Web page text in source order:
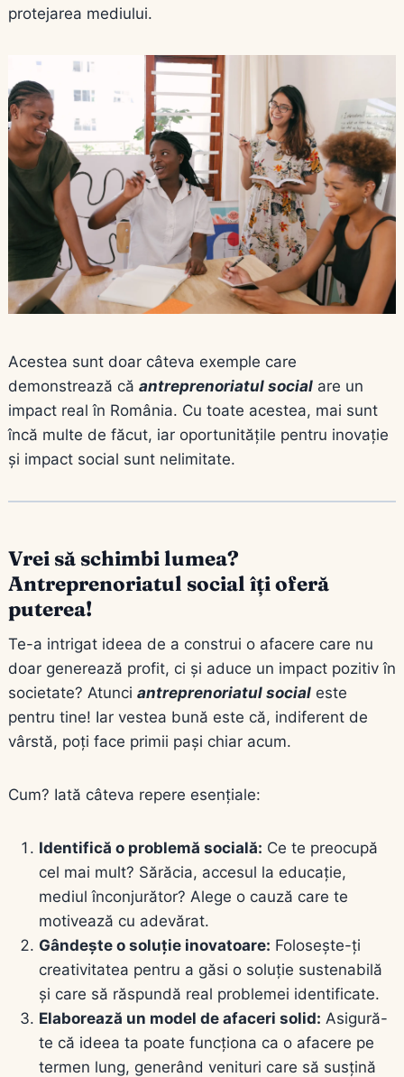
protejarea mediului.
Acestea sunt doar câteva exemple care
demonstrează că antreprenoriatul social are un
impact real în România. Cu toate acestea, mai sunt
încă multe de făcut, iar oportunitățile pentru inovație
și impact social sunt nelimitate.
Vrei să schimbi lumea?
Antreprenoriatul social îți oferă
puterea!
Te-a intrigat ideea de a construi o afacere care nu
doar generează profit, ci și aduce un impact pozitiv în
societate? Atunci antreprenoriatul social este
pentru tine! Iar vestea bună este că, indiferent de
vârstă, poți face primii pași chiar acum.
Cum? Iată câteva repere esențiale:
Identifică o problemă socială: Ce te preocupă
cel mai mult? Sărăcia, accesul la educație,
mediul înconjurător? Alege o cauză care te
motivează cu adevărat.
Gândește o soluție inovatoare: Folosește-ți
creativitatea pentru a găsi o soluție sustenabilă
și care să răspundă real problemei identificate.
Elaborează un model de afaceri solid: Asigură-
te că ideea ta poate funcționa ca o afacere pe
termen lung, generând venituri care să susțină